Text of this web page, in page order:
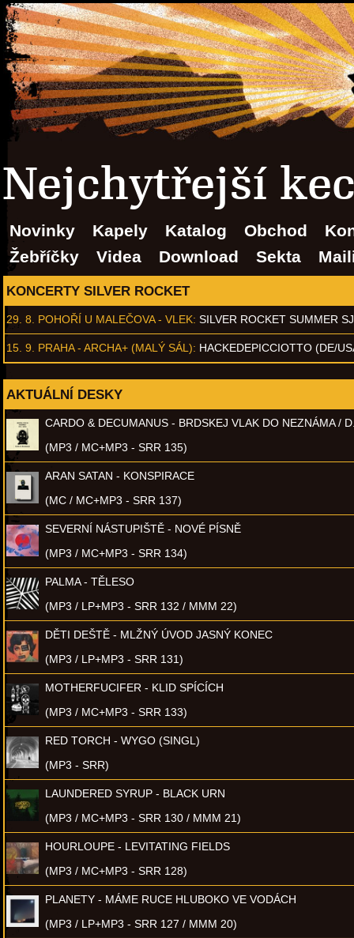
Nejchytřejší
Novinky Kapely Katalog Obchod
Žebříčky
Videa Download Sekta
KONCERTY SILVER ROCKET
29. 8. POHOŘÍ U MALEČOVA - VLEK: SILVER ROCKET SUMMER
15. 9. PRAHA - ARCHA+ (MALÝ SÁL): HACKEDEPICCIOTTO (DE/
AKTUÁLNÍ DESKY
CARDO & DECUMANUS - BRDSKEJ VLAK DO NEZNÁMA /
(MP3 / MC+MP3 - SRR 135)
ARAN SATAN - KONSPIRACE
(MC / MC+MP3 - SRR 137)
SEVERNÍ NÁSTUPIŠTĚ - NOVÉ PÍSNĚ
(MP3 / MC+MP3 - SRR 134)
PALMA - TĚLESO
(MP3 / LP+MP3 - SRR 132 / MMM 22)
DĚTI DEŠTĚ - MLŽNÝ ÚVOD JASNÝ KONEC
(MP3 / LP+MP3 - SRR 131)
MOTHERFUCIFER - KLID SPÍCÍCH
(MP3 / MC+MP3 - SRR 133)
RED TORCH - WYGO (SINGL)
(MP3 - SRR)
LAUNDERED SYRUP - BLACK URN
(MP3 / MC+MP3 - SRR 130 / MMM 21)
HOURLOUPE - LEVITATING FIELDS
(MP3 / MC+MP3 - SRR 128)
PLANETY - MÁME RUCE HLUBOKO VE VODÁCH
(MP3 / LP+MP3 - SRR 127 / MMM 20)